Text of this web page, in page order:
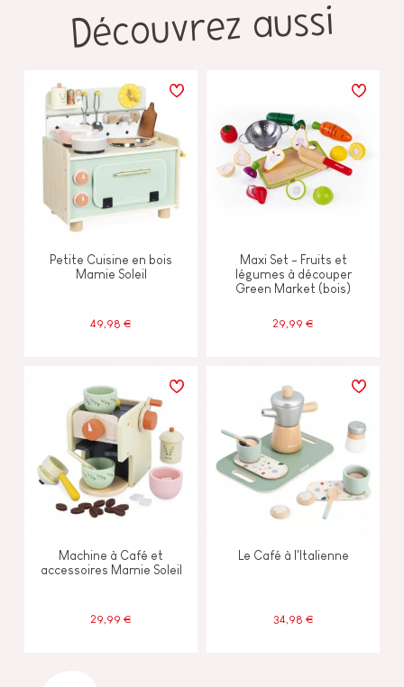
Découvrez aussi
Petite Cuisine en bois
Mamie Soleil
49,98 €
Maxi Set - Fruits et
légumes à découper
Green Market (bois)
29,99 €
Machine à Café et
accessoires Mamie Soleil
29,99 €
Le Café à l'Italienne
34,98 €